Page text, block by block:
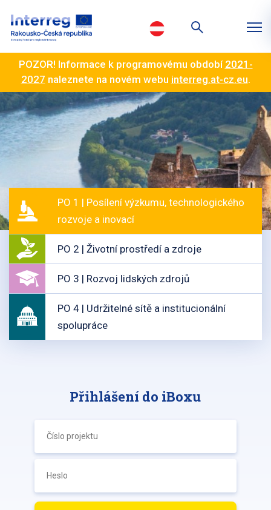
POZOR! Informace k programovému období 2021-
2027 naleznete na novém webu interreg.at-cz.eu.
PO 1 | Posílení výzkumu, technologického
rozvoje a inovací
PO 2 | Životní prostředí a zdroje
PO 3 | Rozvoj lidských zdrojů
PO 4 | Udržitelné sítě a institucionální
spolupráce
Přihlášení do iBoxu